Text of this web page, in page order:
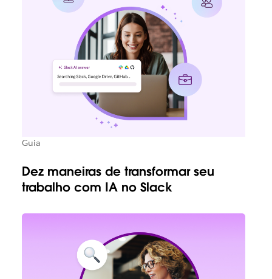
Guia
Dez maneiras de transformar seu
trabalho com IA no Slack